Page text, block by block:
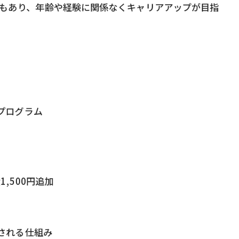
あり、年齢や経験に関係なくキャリアアップが目指
ログラム
円追加
れる仕組み